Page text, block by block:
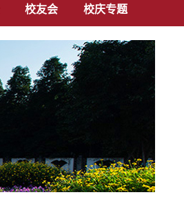
校友会 校庆专题